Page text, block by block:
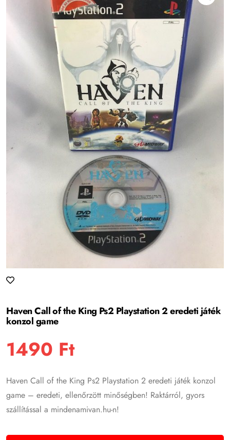
Haven Call of the King Ps2 Playstation 2 eredeti játék
konzol game
1490 Ft
Haven Call of the King Ps2 Playstation 2 eredeti játék konzol
game – eredeti, ellenőrzött minőségben! Raktárról, gyors
szállítással a mindenamivan.hu-n!